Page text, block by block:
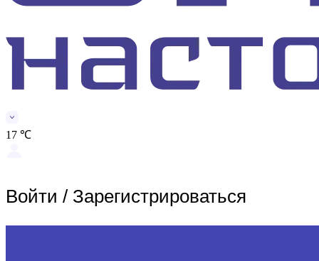
17 ℃
Войти / Зарегистрироваться